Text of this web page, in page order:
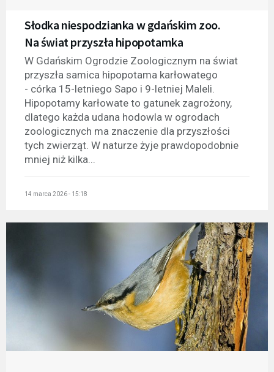
Słodka niespodzianka w gdańskim zoo.
Na świat przyszła hipopotamka
W Gdańskim Ogrodzie Zoologicznym na świat
przyszła samica hipopotama karłowatego
- córka 15-letniego Sapo i 9-letniej Maleli.
Hipopotamy karłowate to gatunek zagrożony,
dlatego każda udana hodowla w ogrodach
zoologicznych ma znaczenie dla przyszłości
tych zwierząt. W naturze żyje prawdopodobnie
mniej niż kilka...
14 marca 2026 - 15:18